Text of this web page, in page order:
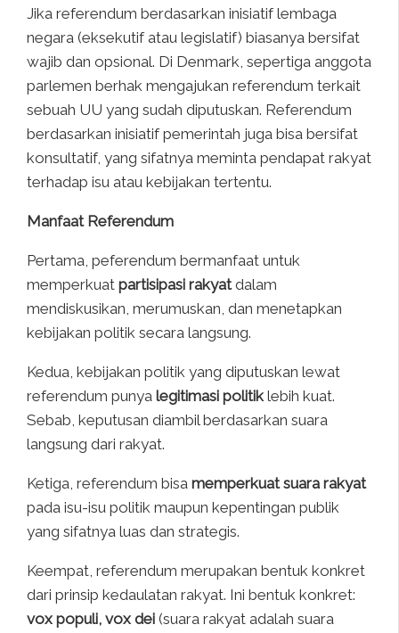
Jika referendum berdasarkan inisiatif lembaga
negara (eksekutif atau legislatif) biasanya bersifat
wajib dan opsional. Di Denmark, sepertiga anggota
parlemen berhak mengajukan referendum terkait
sebuah UU yang sudah diputuskan. Referendum
berdasarkan inisiatif pemerintah juga bisa bersifat
konsultatif, yang sifatnya meminta pendapat rakyat
terhadap isu atau kebijakan tertentu.
Manfaat Referendum
Pertama, peferendum bermanfaat untuk
memperkuat partisipasi rakyatdalam
mendiskusikan, merumuskan, dan menetapkan
kebijakan politik secara langsung.
Kedua, kebijakan politik yang diputuskan lewat
referendum punya legitimasi politiklebih kuat.
Sebab, keputusan diambil berdasarkan suara
langsung dari rakyat.
Ketiga, referendum bisa memperkuat suara rakyat
pada isu-isu politik maupun kepentingan publik
yang sifatnya luas dan strategis.
Keempat, referendum merupakan bentuk konkret
dari prinsip kedaulatan rakyat. Ini bentuk konkret:
vox populi, vox dei (suara rakyat adalah suara